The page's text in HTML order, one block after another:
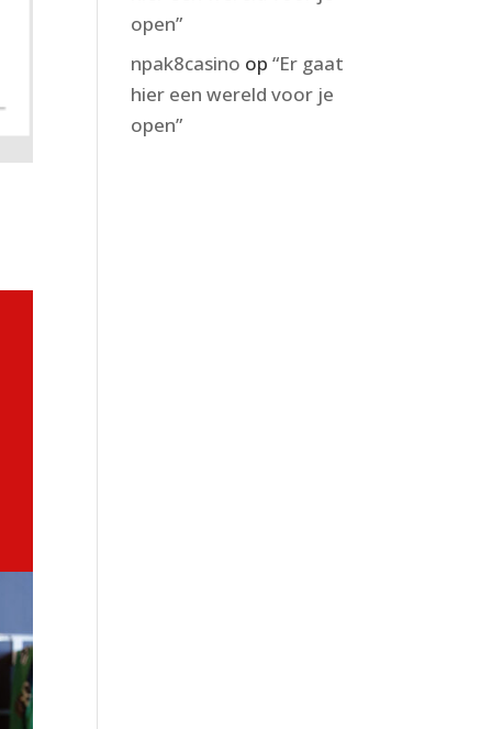
open”
npak8casino op“Er gaat
hier een wereld voor je
open”